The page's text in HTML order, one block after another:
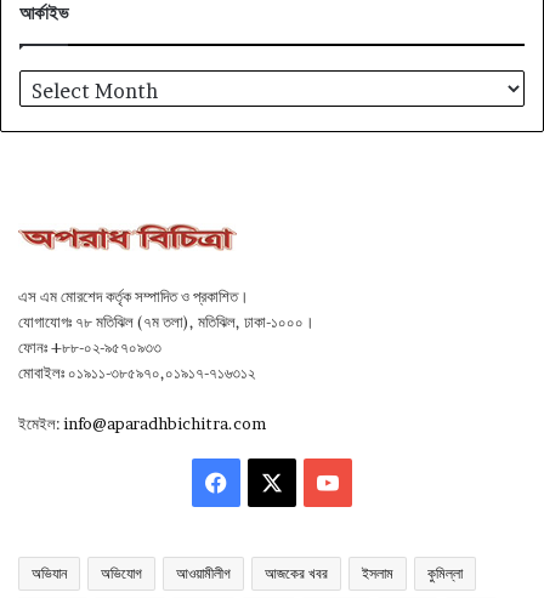
আর্কাইভ
আর্কাইভ
এস এম মোরশেদ কর্তৃক সম্পাদিত ও প্রকাশিত।
যোগাযোগঃ ৭৮ মতিঝিল (৭ম তলা), মতিঝিল, ঢাকা-১০০০।
ফোনঃ +৮৮-০২-৯৫৭০৯৩৩
মোবাইলঃ ০১৯১১-৩৮৫৯৭০,০১৯১৭-৭১৬৩১২
ইমেইল:info@aparadhbichitra.com
Facebook YouTube
অভিযান অভিযোগ আওয়ামীলীগ আজকের খবর ইসলাম কুমিল্লা